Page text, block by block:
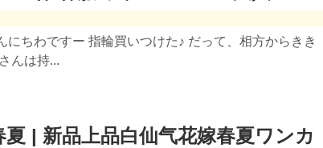
にちわですー 指輪買いつけた♪ だって、相方からきき
んは持...
| 新品上品白仙气花嫁春夏ワンカ